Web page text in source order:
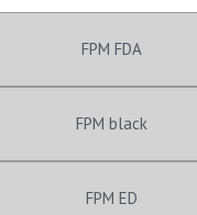
FPM FDA
FPM black
FPM ED